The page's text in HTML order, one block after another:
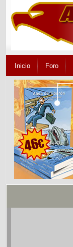
Inicio Foro